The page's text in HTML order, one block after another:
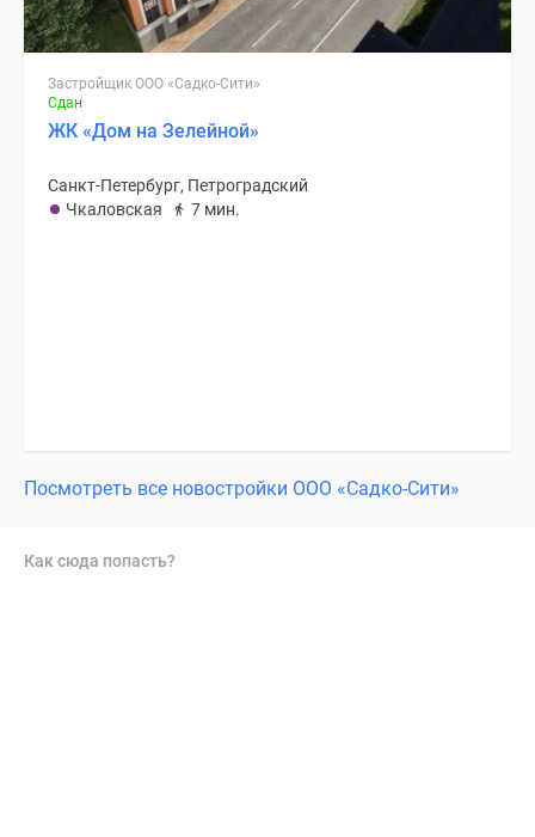
Застройщик ООО «Садко-Сити»
Сдан
ЖК «Дом на Зелейной»
Санкт-Петербург, Петроградский
Чкаловская
7 мин.
Посмотреть все новостройки ООО «Садко-Сити»
Как сюда попасть?